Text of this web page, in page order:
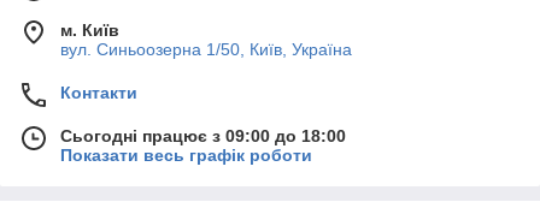
м. Київ
вул. Синьоозерна 1/50, Київ, Україна
Контакти
Сьогодні працює з 09:00 до 18:00
Показати весь графік роботи